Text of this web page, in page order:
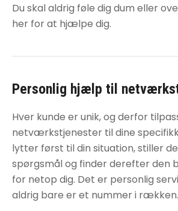
Du skal aldrig føle dig dum eller
her for at hjælpe dig.
Personlig hjælp til
Hver kunde er unik, og derfor
netværkstjenester til dine
lytter først til din situation, stiller
spørgsmål og finder derefter den
for netop dig. Det er personlig
aldrig bare er et nummer i rækken.